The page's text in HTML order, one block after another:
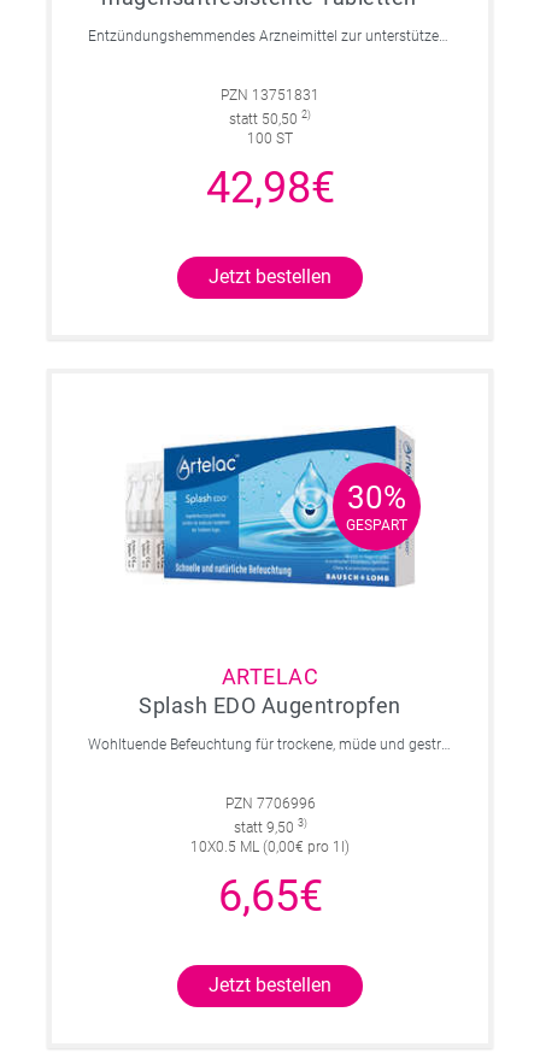
Entzündungshemmendes Arzneimittel zur unterstützenden Enzymtherapie bei Arthrose, Verletzungen und Entzündungen.
PZN 13751831
statt 50,50 2)
100 ST
42,98€
Jetzt bestellen
30%
GESPART
30%
GESPART
ARTELAC
Splash EDO Augentropfen
Wohltuende Befeuchtung für trockene, müde und gestresste Augen sowie Kontaktlinsen
PZN 7706996
statt 9,50 3)
10X0.5 ML (0,00€ pro 1l)
6,65€
Jetzt bestellen